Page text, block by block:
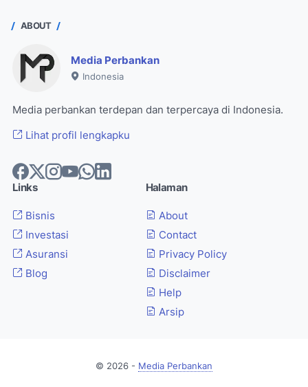
ABOUT
Media Perbankan
Indonesia
Media perbankan terdepan dan terpercaya di Indonesia.
Lihat profil lengkapku
Links
Bisnis
Investasi
Asuransi
Blog
Halaman
About
Contact
Privacy Policy
Disclaimer
Help
Arsip
© 2026 - Media Perbankan